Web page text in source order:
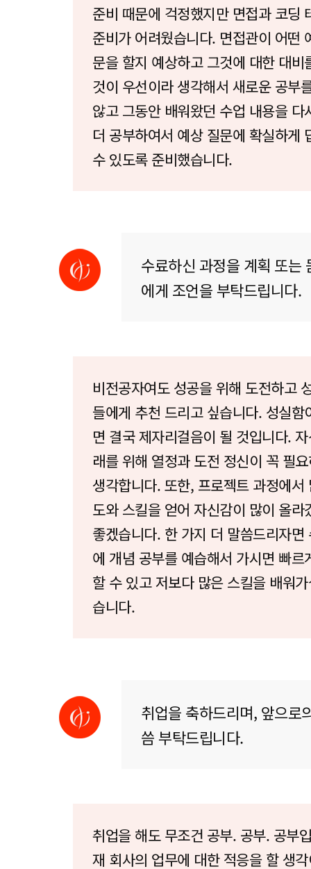
준비 때문에 걱정했지만 면접과 코딩
준비가 어려웠습니다. 면접관이 어떤
문을 할지 예상하고 그것에 대한 대비
것이 우선이라 생각해서 새로운 공부
않고 그동안 배워왔던 수업 내용을 다
더 공부하여서 예상 질문에 확실하게
수 있도록 준비했습니다.
수료하신 과정을 계획 또는
에게 조언을 부탁드립니다.
비전공자여도 성공을 위해 도전하고
들에게 추천 드리고 싶습니다. 성실함
면 결국 제자리걸음이 될 것입니다.
래를 위해 열정과 도전 정신이 꼭 필
생각합니다. 또한, 프로젝트 과정에서
도와 스킬을 얻어 자신감이 많이 올라
좋겠습니다. 한 가지 더 말씀드리자면
에 개념 공부를 예습해서 가시면 빠르
할 수 있고 저보다 많은 스킬을 배워
습니다.
취업을 축하드리며, 앞으로
씀 부탁드립니다.
취업을 해도 무조건 공부. 공부. 공부
재 회사의 업무에 대한 적응을 할 생